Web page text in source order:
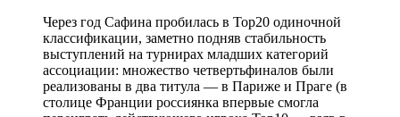
Через год Сафина пробилась в Top20 одиночной
классификации, заметно подняв стабильность
выступлений на турнирах младших категорий
ассоциации: множество четвертьфиналов были
реализованы в два титула — в Париже и Праге (в
столице Франции россиянка впервые смогла